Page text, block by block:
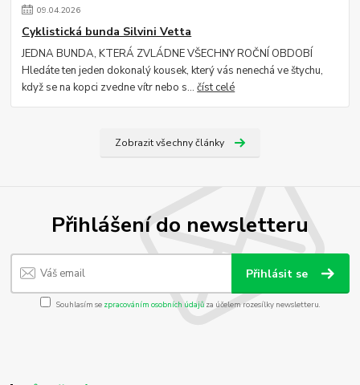
09.04.2026
Cyklistická bunda Silvini Vetta
JEDNA BUNDA, KTERÁ ZVLÁDNE VŠECHNY ROČNÍ OBDOBÍ
Hledáte ten jeden dokonalý kousek, který vás nenechá ve štychu,
když se na kopci zvedne vítr nebo s...číst celé
Zobrazit všechny články
Přihlášení do newsletteru
Přihlásit se
Souhlasím se zpracováním osobních údajůza účelem rozesílky newsletteru.